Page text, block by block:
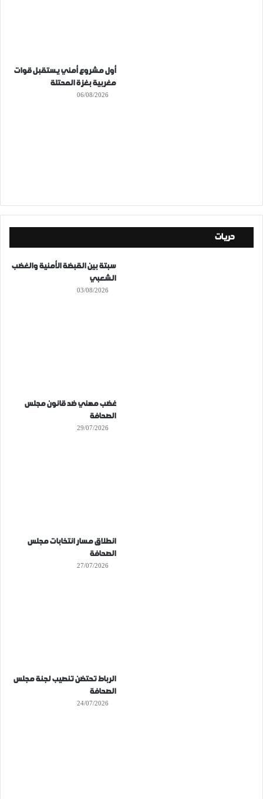
أول مشروع أمني يستقبل قوات
مغربية بغزة المحتلة
06/08/2026
حريات
سبتة بين القبضة الأمنية والغضب
الشعبي
03/08/2026
غضب مهني ضد قانون مجلس
الصحافة
29/07/2026
انطلاق مسار انتخابات مجلس
الصحافة
27/07/2026
الرباط تحتضن تنصيب لجنة مجلس
الصحافة
24/07/2026